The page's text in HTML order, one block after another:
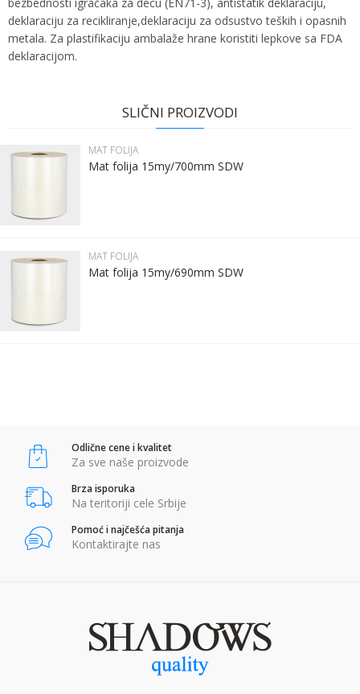
deklaraciju za recikliranje,deklaraciju za odsustvo teških i opasnih
metala. Za plastifikaciju ambalaže hrane koristiti lepkove sa FDA
deklaracijom.
Brend
DERPROSA
POŠALJI
SLIČNI PROIZVODI
MAT FOLIJA
Mat folija 15my/700mm SDW
MAT FOLIJA
Mat folija 15my/690mm SDW
Odlične cene i kvalitet
Za sve naše proizvode
Brza isporuka
Na teritoriji cele Srbije
Pomoć i najčešća pitanja
Kontaktirajte nas